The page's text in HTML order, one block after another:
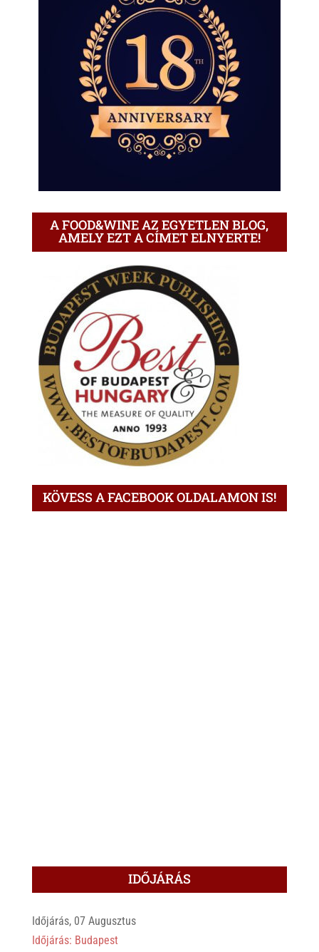
A FOOD&WINE AZ EGYETLEN BLOG,
AMELY EZT A CÍMET ELNYERTE!
KÖVESS A FACEBOOK OLDALAMON IS!
IDŐJÁRÁS
Időjárás, 07 Augusztus
Időjárás: Budapest